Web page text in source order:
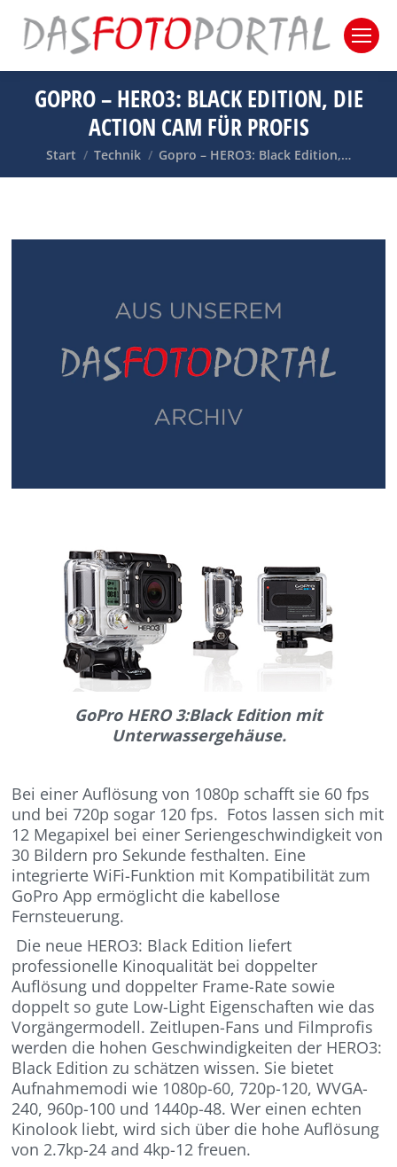
GOPRO – HERO3: BLACK EDITION, DIE
ACTION CAM FÜR PROFIS
Sie befinden sich hier:
Start Technik Gopro – HERO3: Black Edition,…
GoPro HERO 3:Black Edition mit
Unterwassergehäuse.
Bei einer Auflösung von 1080p schafft sie 60 fps
und bei 720p sogar 120 fps. Fotos lassen sich mit
12 Megapixel bei einer Seriengeschwindigkeit von
30 Bildern pro Sekunde festhalten. Eine
integrierte WiFi-Funktion mit Kompatibilität zum
GoPro App ermöglicht die kabellose
Fernsteuerung.
Die neue HERO3: Black Edition liefert
professionelle Kinoqualität bei doppelter
Auflösung und doppelter Frame-Rate sowie
doppelt so gute Low-Light Eigenschaften wie das
Vorgängermodell. Zeitlupen-Fans und Filmprofis
werden die hohen Geschwindigkeiten der HERO3:
Black Edition zu schätzen wissen. Sie bietet
Aufnahmemodi wie 1080p-60, 720p-120, WVGA-
240, 960p-100 und 1440p-48. Wer einen echten
Kinolook liebt, wird sich über die hohe Auflösung
von 2.7kp-24 and 4kp-12 freuen.